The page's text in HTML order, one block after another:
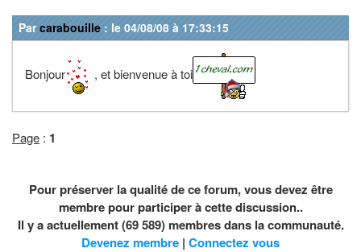
Parcarabouille : le 04/08/08 à 17:33:15
Bonjour , et bienvenue à toi
Page : 1
Pour préserver la qualité de ce forum, vous devez être
membre pour participer à cette discussion..
Il y a actuellement (69 589) membres dans la communauté.
Devenez membre | Connectez vous